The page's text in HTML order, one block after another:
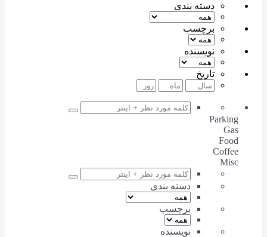
دسته بندی
برچسب
نویسنده
تاریخ
Parking
Coffee
دسته بندی
برچسب
نویسنده